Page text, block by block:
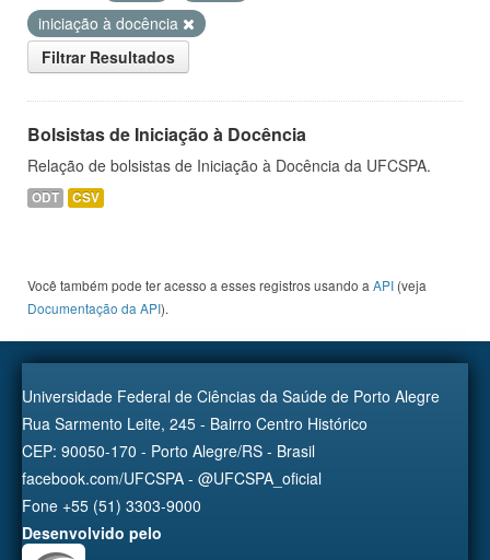
iniciação à docência
Filtrar Resultados
Bolsistas de Iniciação à Docência
Relação de bolsistas de Iniciação à Docência da UFCSPA.
ODT CSV
Você também pode ter acesso a esses registros usando a API (veja
Documentação da API).
Universidade Federal de Ciências da Saúde de Porto Alegre
Rua Sarmento Leite, 245 - Bairro Centro Histórico
CEP: 90050-170 - Porto Alegre/RS - Brasil
facebook.com/UFCSPA - @UFCSPA_oficial
Fone +55 (51) 3303-9000
Desenvolvido pelo